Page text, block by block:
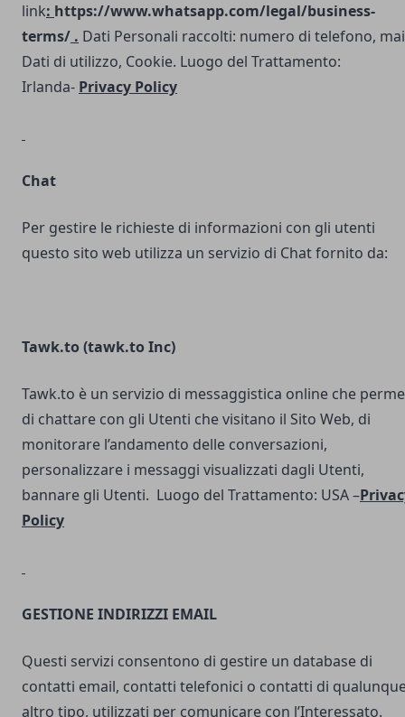
link: https://www.whatsapp.com/legal/business-
terms/ . Dati Personali raccolti: numero di telefono,
Dati di utilizzo, Cookie. Luogo del Trattamento:
Irlanda- Privacy Policy
Chat
Per gestire le richieste di informazioni con gli utenti
questo sito web utilizza un servizio di Chat fornito da:
Tawk.to (tawk.to Inc)
Tawk.to è un servizio di messaggistica online che
di chattare con gli Utenti che visitano il Sito Web, di
monitorare l’andamento delle conversazioni,
personalizzare i messaggi visualizzati dagli Utenti,
bannare gli Utenti. Luogo del Trattamento: USA –
Policy
GESTIONE INDIRIZZI EMAIL
Questi servizi consentono di gestire un database di
contatti email, contatti telefonici o contatti di
altro tipo, utilizzati per comunicare con l’Interessato.